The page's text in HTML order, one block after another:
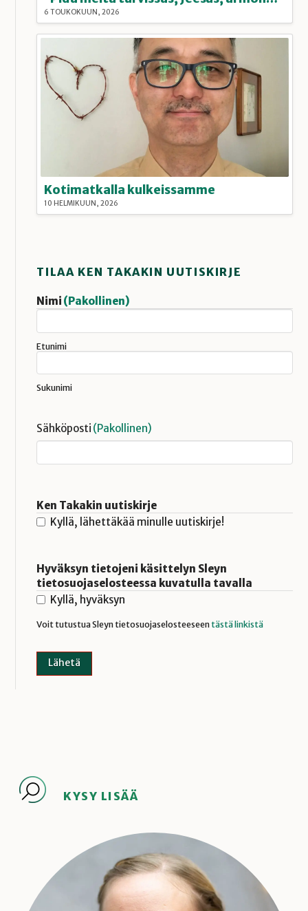
6 TOUKOKUUN, 2026
Kotimatkalla kulkeissamme
10 HELMIKUUN, 2026
TILAA KEN TAKAKIN UUTISKIRJE
Nimi (Pakollinen)
Etunimi
Sukunimi
Sähköposti (Pakollinen)
Ken Takakin uutiskirje
Kyllä, lähettäkää minulle uutiskirje!
Hyväksyn tietojeni käsittelyn Sleyn
tietosuojaselosteessa kuvatulla tavalla
Kyllä, hyväksyn
Voit tutustua Sleyn tietosuojaselosteeseentästä linkistä
KYSY LISÄÄ